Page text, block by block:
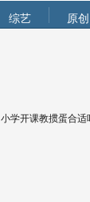
综艺 原创
小学开课教掼蛋合适